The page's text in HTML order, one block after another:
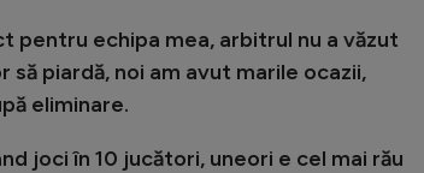
pentru echipa mea, arbitrul nu a văzut
să piardă, noi am avut marile ocazii,
eliminare.
joci în 10 jucători, uneori e cel mai rău